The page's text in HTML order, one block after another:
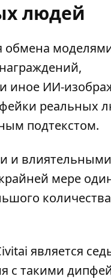
людей
обмена
иное ИИ-
реальных
подтекстом.
и
мере
количества
является
с такими